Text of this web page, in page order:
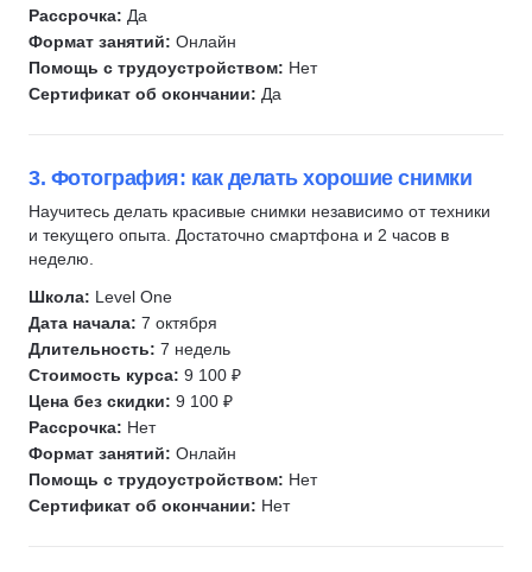
Рассрочка: Да
Формат занятий: Онлайн
Помощь с трудоустройством: Нет
Сертификат об окончании: Да
3. Фотография: как делать хорошие снимки
Научитесь делать красивые снимки независимо от техники
и текущего опыта. Достаточно смартфона и 2 часов в
неделю.
Школа: Level One
Дата начала: 7 октября
Длительность: 7 недель
Стоимость курса: 9 100 ₽
Цена без скидки: 9 100 ₽
Рассрочка: Нет
Формат занятий: Онлайн
Помощь с трудоустройством: Нет
Сертификат об окончании: Нет